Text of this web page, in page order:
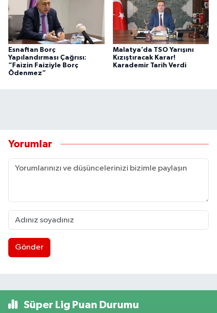
Esnaftan Borç
Yapılandırması Çağrısı:
“Faizin Faiziyle Borç
Ödenmez”
Malatya’da TSO Yarışını
Kızıştıracak Karar!
Karademir Tarih Verdi
Yorumlar
Gönder
Süper Lig Puan Durumu